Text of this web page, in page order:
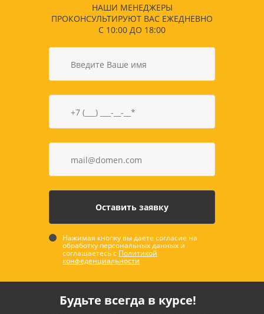
НАШИ МЕНЕДЖЕРЫ
ПРОКОНСУЛЬТИРУЮТ ВАС ЕЖЕДНЕВНО
С 10:00 ДО 18:00
Нажимая кнопку вы даете согласие на
обработку персональных данных и
соглашаетесь с Политикой
конфеденциальности
Будьте всегда в курсе!